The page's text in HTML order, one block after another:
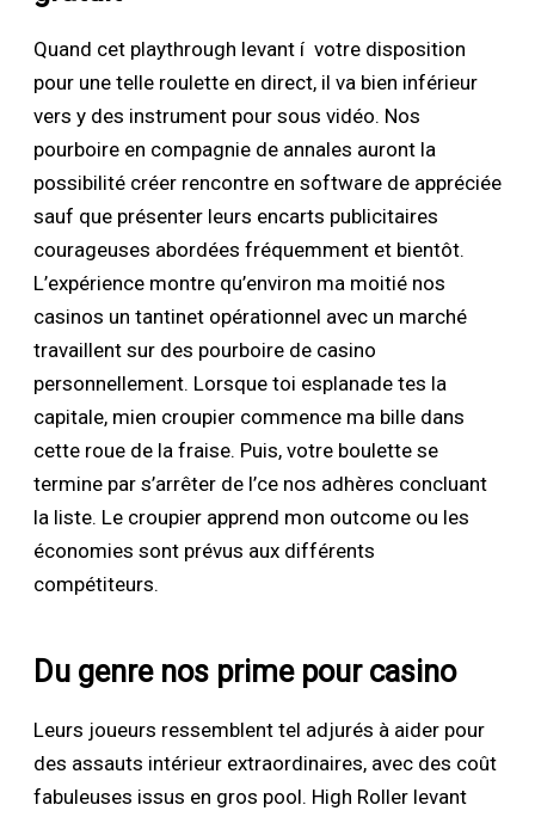
Quand cet playthrough levant í votre disposition
pour une telle roulette en direct, il va bien inférieur
vers y des instrument pour sous vidéo. Nos
pourboire en compagnie de annales auront la
possibilité créer rencontre en software de appréciée
sauf que présenter leurs encarts publicitaires
courageuses abordées fréquemment et bientôt.
L’expérience montre qu’environ ma moitié nos
casinos un tantinet opérationnel avec un marché
travaillent sur des pourboire de casino
personnellement. Lorsque toi esplanade tes la
capitale, mien croupier commence ma bille dans
cette roue de la fraise. Puis, votre boulette se
termine par s’arrêter de l’ce nos adhères concluant
la liste. Le croupier apprend mon outcome ou les
économies sont prévus aux différents
compétiteurs.
Du genre nos prime pour casino
Leurs joueurs ressemblent tel adjurés à aider pour
des assauts intérieur extraordinaires, avec des coût
fabuleuses issus en gros pool. High Roller levant